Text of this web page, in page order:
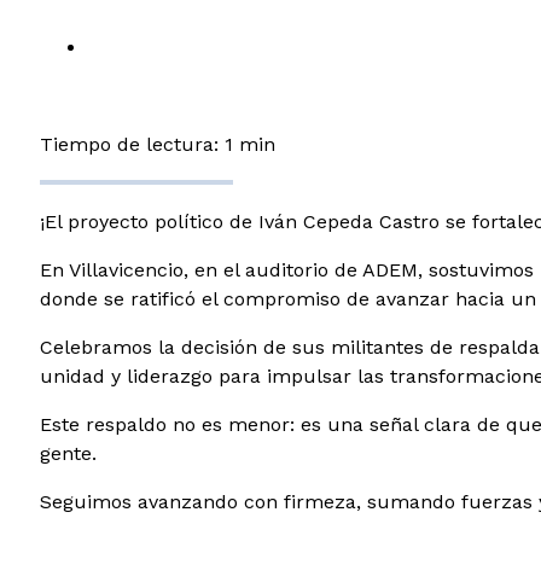
Tiempo de lectura: 1 min
¡El proyecto político de Iván Cepeda Castro se
En Villavicencio, en el auditorio de ADEM,
donde se ratificó el compromiso de avanzar hacia
Celebramos la decisión de sus militantes de
unidad y liderazgo para impulsar las
Este respaldo no es menor: es una señal clara de
gente.
Seguimos avanzando con firmeza, sumando